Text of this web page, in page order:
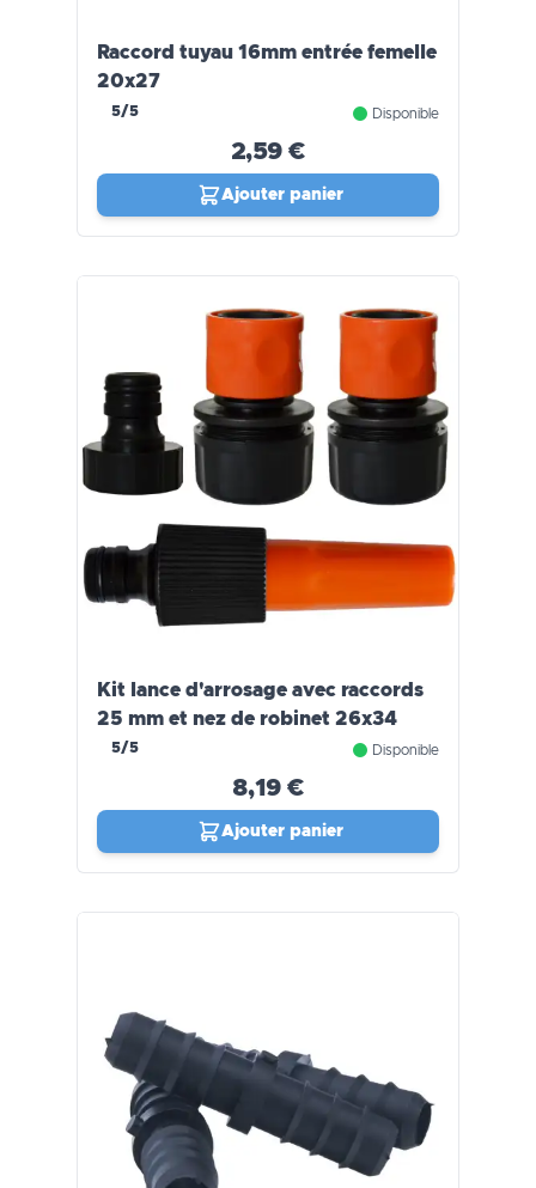
Raccord tuyau 16mm entrée femelle
20x27
5/5 Disponible
2,59 €
Ajouter panier
Kit lance d'arrosage avec raccords
25 mm et nez de robinet 26x34
5/5 Disponible
8,19 €
Ajouter panier